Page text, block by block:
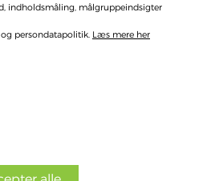
indholdsmåling, målgruppeindsigter
persondatapolitik. Læs mere her